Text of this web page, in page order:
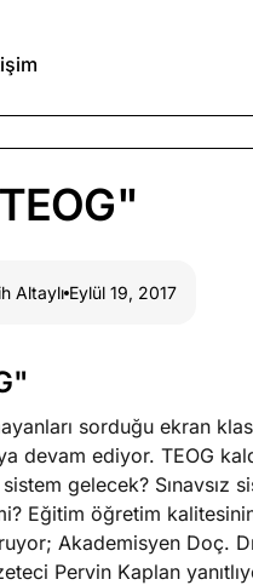
Spor Yazıları
Altaylı Eylül 19, 2017
sorduğu ekran
devam ediyor. TEOG
gelecek? Sınavsız
Eğitim öğretim
Akademisyen Doç.
Pervin Kaplan